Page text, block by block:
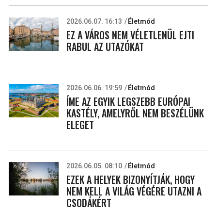
2026.06.07. 16:13 Életmód
EZ A VÁROS NEM VÉLETLENÜL EJTI
RABUL AZ UTAZÓKAT
2026.06.06. 19:59 Életmód
ÍME AZ EGYIK LEGSZEBB EURÓPAI
KASTÉLY, AMELYRŐL NEM BESZÉLÜNK
ELEGET
2026.06.05. 08:10 Életmód
EZEK A HELYEK BIZONYÍTJÁK, HOGY
NEM KELL A VILÁG VÉGÉRE UTAZNI A
CSODÁKÉRT